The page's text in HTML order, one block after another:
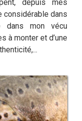
depuis mes
considérable dans
dans mon vécu
à monter et d’une